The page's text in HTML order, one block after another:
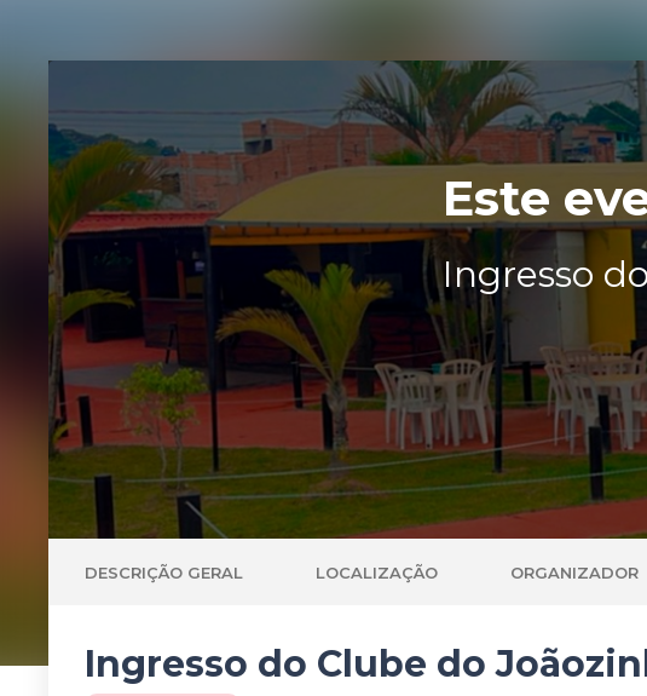
Este
Ingresso
DESCRIÇÃO GERAL LOCALIZAÇÃO ORGANIZADOR
Ingresso do Clube do